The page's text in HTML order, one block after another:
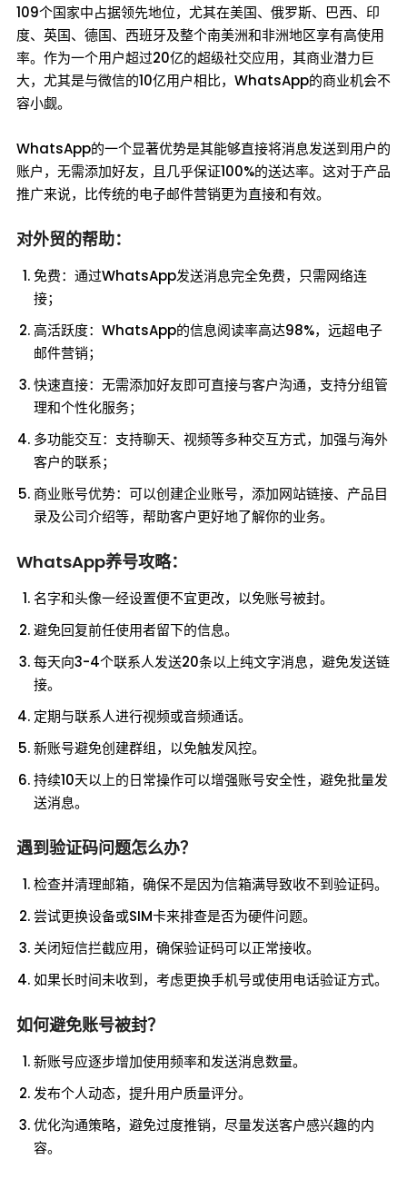
109个国家中占据领先地位，尤其在美国、俄罗斯、巴西、印
度、英国、德国、西班牙及整个南美洲和非洲地区享有高使用
率。作为一个用户超过20亿的超级社交应用，其商业潜力巨
大，尤其是与微信的10亿用户相比，WhatsApp的商业机会不
容小觑。
WhatsApp的一个显著优势是其能够直接将消息发送到用户的
账户，无需添加好友，且几乎保证100%的送达率。这对于产品
推广来说，比传统的电子邮件营销更为直接和有效。
对外贸的帮助：
免费：通过WhatsApp发送消息完全免费，只需网络连
接；
高活跃度：WhatsApp的信息阅读率高达98%，远超电子
邮件营销；
快速直接：无需添加好友即可直接与客户沟通，支持分组管
理和个性化服务；
多功能交互：支持聊天、视频等多种交互方式，加强与海外
客户的联系；
商业账号优势：可以创建企业账号，添加网站链接、产品目
录及公司介绍等，帮助客户更好地了解你的业务。
WhatsApp养号攻略：
名字和头像一经设置便不宜更改，以免账号被封。
避免回复前任使用者留下的信息。
每天向3-4个联系人发送20条以上纯文字消息，避免发送链
接。
定期与联系人进行视频或音频通话。
新账号避免创建群组，以免触发风控。
持续10天以上的日常操作可以增强账号安全性，避免批量发
送消息。
遇到验证码问题怎么办？
检查并清理邮箱，确保不是因为信箱满导致收不到验证码。
尝试更换设备或SIM卡来排查是否为硬件问题。
关闭短信拦截应用，确保验证码可以正常接收。
如果长时间未收到，考虑更换手机号或使用电话验证方式。
如何避免账号被封？
新账号应逐步增加使用频率和发送消息数量。
发布个人动态，提升用户质量评分。
优化沟通策略，避免过度推销，尽量发送客户感兴趣的内
容。